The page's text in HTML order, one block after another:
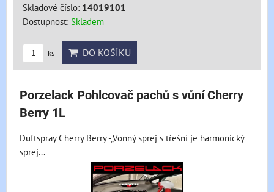
Skladové číslo: 14019101
Dostupnost: Skladem
ks DO KOŠÍKU
Porzelack Pohlcovač pachů s vůní Cherry
Berry 1L
Duftspray Cherry Berry -„Vonný sprej s třešní je harmonický
sprej...